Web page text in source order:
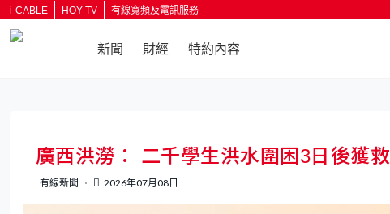
i-CABLE HOY TV 有線寬頻及電訊服務
新聞 財經 特約內容
廣西洪澇： 二千學生洪水圍困3日後獲救
有線新聞 2026年07月08日